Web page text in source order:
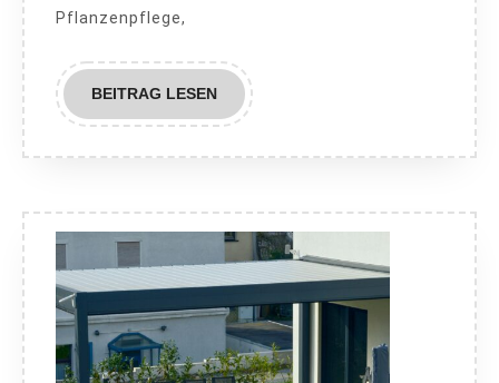
Pflanzenpflege,
BEITRAG LESENBEITRAG
LESEN